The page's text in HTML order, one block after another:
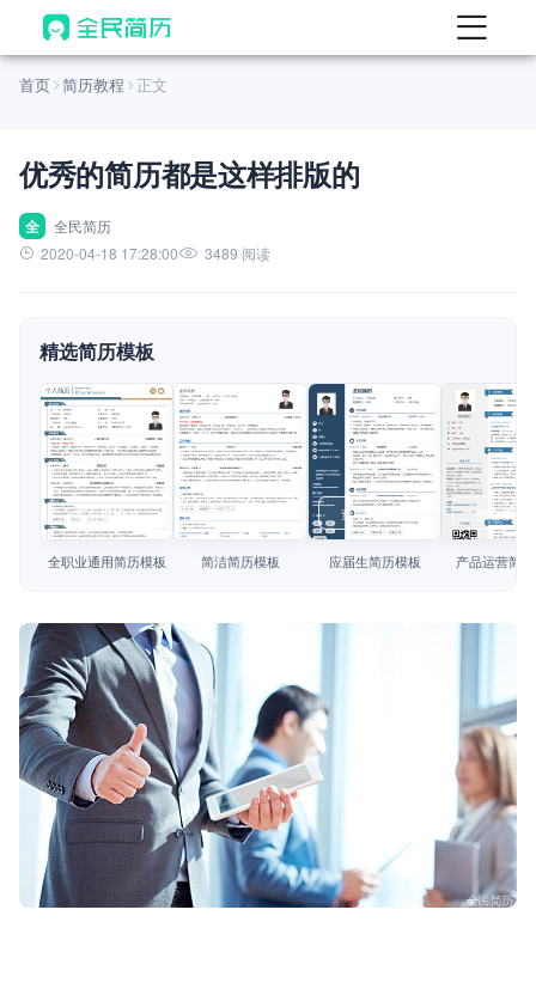
首页
AI 生成简历
AI 优化简历
AI 翻译简历
AI 模拟面试
面试自我介绍
AI 职场工具 New
简历模板
简历教程
首页 简历教程 正文
优秀的简历都是这样排版的
全
全民简历
2020-04-18 17:28:00
3489 阅读
精选简历模板
查看模板
全职业通用简历模板
查看模板
简洁简历模板
查看模板
应届生简历模板
查看模板
产品运营简